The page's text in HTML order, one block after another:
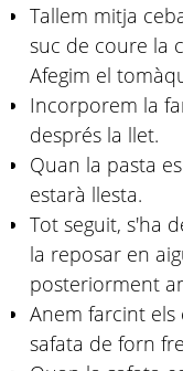
Tallem mitja
suc de coure la
Afegim el
Incorporem la
després la llet.
Quan la pasta
estarà llesta.
Tot seguit, s'ha
la reposar en
posteriorment
Anem farcint els
safata de forn